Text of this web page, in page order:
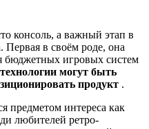
консоль, а важный этап в
Первая в своём роде, она
бюджетных игровых систем
могут быть
продукт .
предметом интереса как
любителей ретро-